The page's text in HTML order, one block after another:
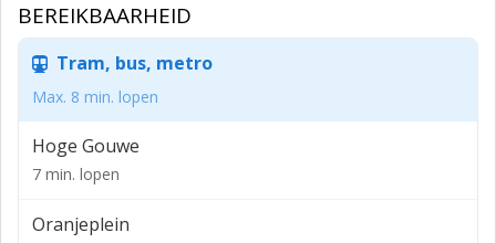
Metrages (BVO)
Meerdere mogelijkheden vanaf 18 m² tot 100 m².
Huurcondities
Huurtermijn: Huurovereenkomst van steeds 3
Servicekosten: Nvt
BEREIKBAARHEID
Tram, bus, metro
Max. 8 min. lopen
Hoge Gouwe
7 min. lopen
Oranjeplein